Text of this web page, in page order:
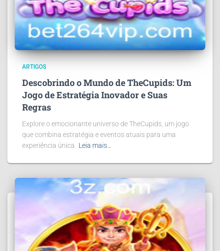
ARTIGOS
Descobrindo o Mundo de TheCupids: Um
Jogo de Estratégia Inovador e Suas
Regras
Explore o emocionante universo de TheCupids, um jogo
que combina estratégia e eventos atuais para uma
experiência única.
Leia mais…